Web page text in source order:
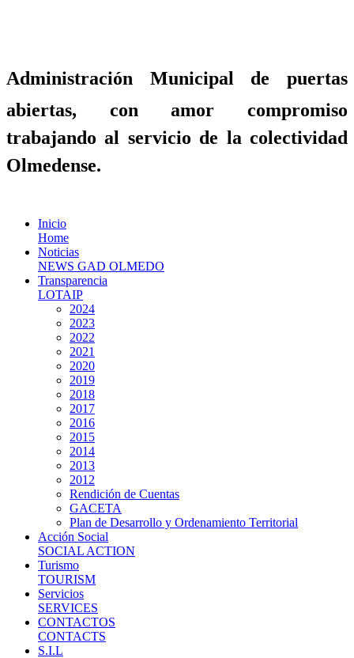
Administración Municipal de puertas
abiertas, con amor compromiso
trabajando al servicio de la colectividad
Olmedense.
Inicio
Home
Noticias
NEWS GAD OLMEDO
Transparencia
LOTAIP
2024
2023
2022
2021
2020
2019
2018
2017
2016
2015
2014
2013
2012
Rendición de Cuentas
GACETA
Plan de Desarrollo y Ordenamiento Territorial
Acción Social
SOCIAL ACTION
Turismo
TOURISM
Servicios
SERVICES
CONTACTOS
CONTACTS
S.I.L